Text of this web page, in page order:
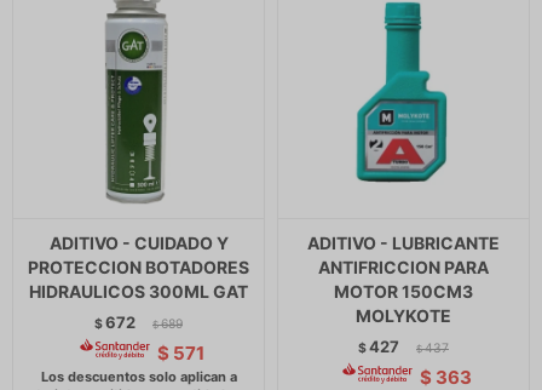
ADITIVO - CUIDADO Y
PROTECCION BOTADORES
HIDRAULICOS 300ML GAT
$672 $ 689
$ 571
ADITIVO - LUBRICANTE
ANTIFRICCION PARA
MOTOR 150CM3
MOLYKOTE
$427 $ 437
$ 363